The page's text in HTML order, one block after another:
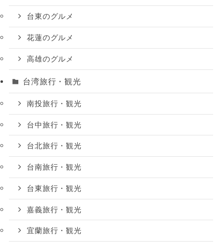
台東のグルメ
花蓮のグルメ
高雄のグルメ
台湾旅行・観光
南投旅行・観光
台中旅行・観光
台北旅行・観光
台南旅行・観光
台東旅行・観光
嘉義旅行・観光
宜蘭旅行・観光